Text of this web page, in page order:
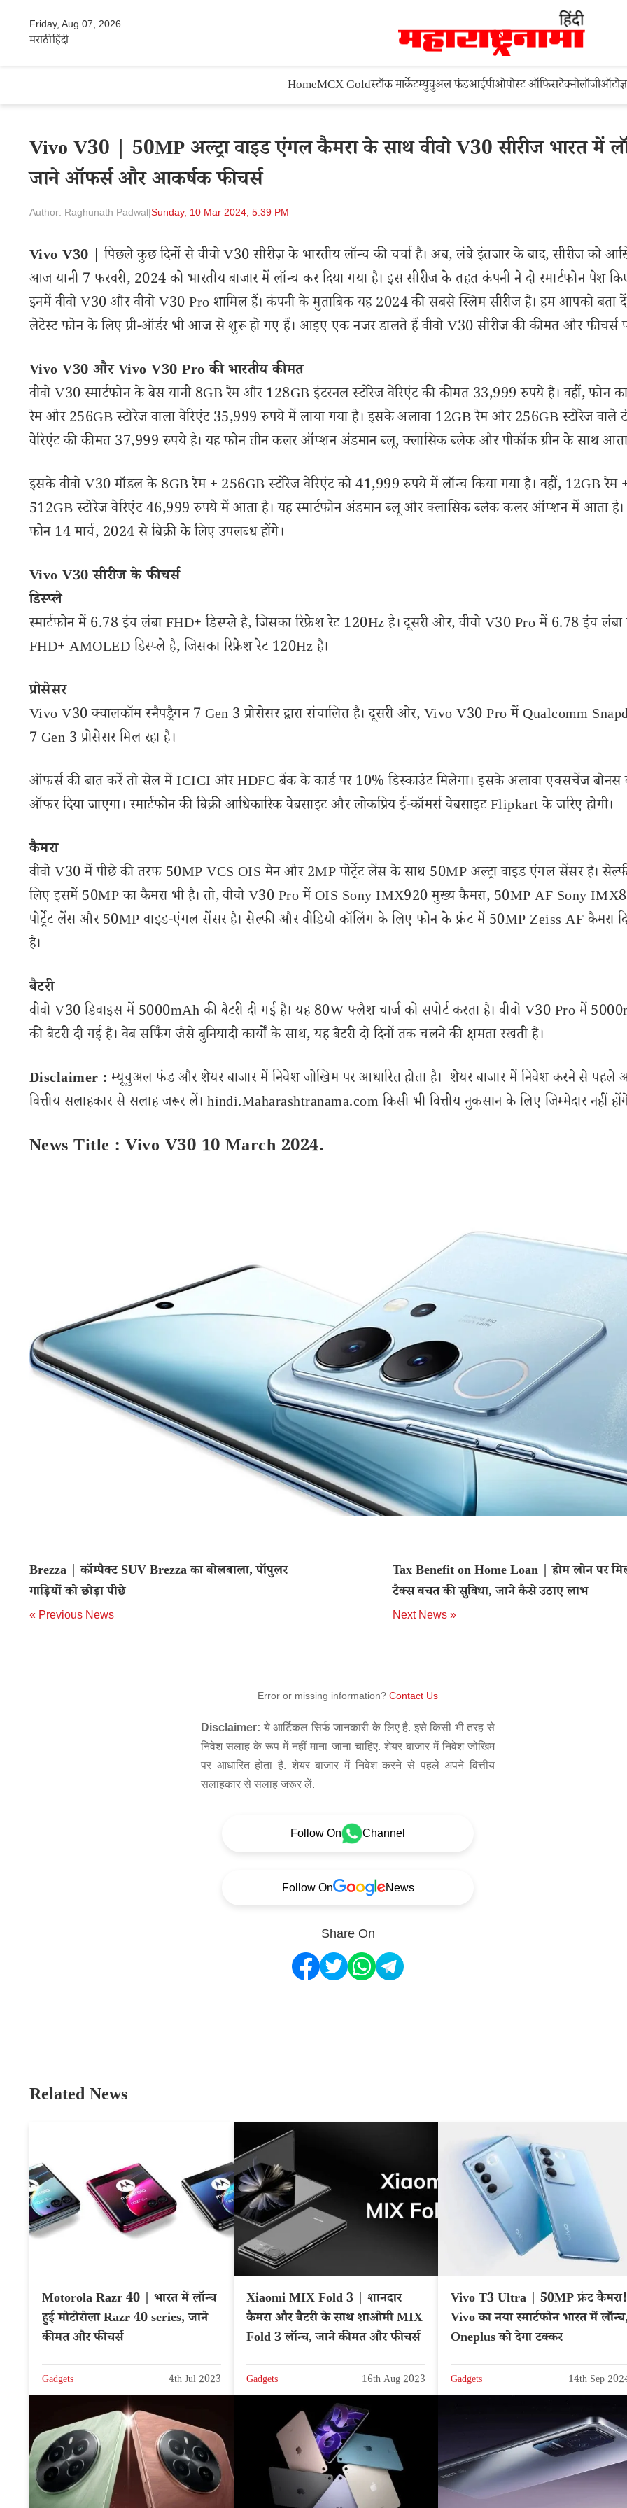
Friday, Aug 07, 2026
मराठीहिंदी
HomeMCX Goldस्टॉक मार्केटम्युचुअल फंडआईपीओपोस्ट ऑफिसटेक्नोलॉजीऑटो
Vivo V30 | 50MP अल्ट्रा वाइड एंगल कैमरा के साथ वीवो V30 सीरीज भारत में
जाने ऑफर्स और आकर्षक फीचर्स
Author: Raghunath Padwal|Sunday, 10 Mar 2024, 5.39 PM
Vivo V30 | पिछले कुछ दिनों से वीवो V30 सीरीज़ के भारतीय लॉन्च की चर्चा है। अब, लंबे इंतजार के बाद, सीरीज को
आज यानी 7 फरवरी, 2024 को भारतीय बाजार में लॉन्च कर दिया गया है। इस सीरीज के तहत कंपनी ने दो स्मार्टफोन पेश
इनमें वीवो V30 और वीवो V30 Pro शामिल हैं। कंपनी के मुताबिक यह 2024 की सबसे स्लिम सीरीज है। हम आपको बता
लेटेस्ट फोन के लिए प्री-ऑर्डर भी आज से शुरू हो गए हैं। आइए एक नजर डालते हैं वीवो V30 सीरीज की कीमत और फीचर्स
Vivo V30 और Vivo V30 Pro की भारतीय कीमत
वीवो V30 स्मार्टफोन के बेस यानी 8GB रैम और 128GB इंटरनल स्टोरेज वेरिएंट की कीमत 33,999 रुपये है। वहीं, फोन
रैम और 256GB स्टोरेज वाला वेरिएंट 35,999 रुपये में लाया गया है। इसके अलावा 12GB रैम और 256GB स्टोरेज वाले
वेरिएंट की कीमत 37,999 रुपये है। यह फोन तीन कलर ऑप्शन अंडमान ब्लू, क्लासिक ब्लैक और पीकॉक ग्रीन के साथ
इसके वीवो V30 मॉडल के 8GB रैम + 256GB स्टोरेज वेरिएंट को 41,999 रुपये में लॉन्च किया गया है। वहीं, 12GB रैम
512GB स्टोरेज वेरिएंट 46,999 रुपये में आता है। यह स्मार्टफोन अंडमान ब्लू और क्लासिक ब्लैक कलर ऑप्शन में आता है।
फोन 14 मार्च, 2024 से बिक्री के लिए उपलब्ध होंगे।
Vivo V30 सीरीज के फीचर्स
डिस्प्ले
स्मार्टफोन में 6.78 इंच लंबा FHD+ डिस्प्ले है, जिसका रिफ्रेश रेट 120Hz है। दूसरी ओर, वीवो V30 Pro में 6.78 इंच
FHD+ AMOLED डिस्प्ले है, जिसका रिफ्रेश रेट 120Hz है।
प्रोसेसर
Vivo V30 क्वालकॉम स्नैपड्रैगन 7 Gen 3 प्रोसेसर द्वारा संचालित है। दूसरी ओर, Vivo V30 Pro में Qualcomm
7 Gen 3 प्रोसेसर मिल रहा है।
ऑफर्स की बात करें तो सेल में ICICI और HDFC बैंक के कार्ड पर 10% डिस्काउंट मिलेगा। इसके अलावा एक्सचेंज बोनस
ऑफर दिया जाएगा। स्मार्टफोन की बिक्री आधिकारिक वेबसाइट और लोकप्रिय ई-कॉमर्स वेबसाइट Flipkart के जरिए होगी।
कैमरा
वीवो V30 में पीछे की तरफ 50MP VCS OIS मेन और 2MP पोर्ट्रेट लेंस के साथ 50MP अल्ट्रा वाइड एंगल सेंसर है।
लिए इसमें 50MP का कैमरा भी है। तो, वीवो V30 Pro में OIS Sony IMX920 मुख्य कैमरा, 50MP AF Sony
पोर्ट्रेट लेंस और 50MP वाइड-एंगल सेंसर है। सेल्फी और वीडियो कॉलिंग के लिए फोन के फ्रंट में 50MP Zeiss AF कैमरा
है।
बैटरी
वीवो V30 डिवाइस में 5000mAh की बैटरी दी गई है। यह 80W फ्लैश चार्ज को सपोर्ट करता है। वीवो V30 Pro में
की बैटरी दी गई है। वेब सर्फिंग जैसे बुनियादी कार्यों के साथ, यह बैटरी दो दिनों तक चलने की क्षमता रखती है।
Disclaimer :म्यूचुअल फंड और शेयर बाजार में निवेश जोखिम पर आधारित होता है। शेयर बाजार में निवेश करने से पहले
वित्तीय सलाहकार से सलाह जरूर लें। hindi.Maharashtranama.com किसी भी वित्तीय नुकसान के लिए जिम्मेदार नहीं
News Title : Vivo V30 10 March 2024.
Brezza | कॉम्पैक्ट SUV Brezza का बोलबाला, पॉपुलर
गाड़ियों को छोड़ा पीछे
« Previous News
Tax Benefit on Home Loan | होम लोन पर
टैक्स बचत की सुविधा, जाने कैसे उठाए लाभ
Next News »
Error or missing information? Contact Us
Disclaimer: ये आर्टिकल सिर्फ जानकारी के लिए है. इसे किसी भी तरह से
निवेश सलाह के रूप में नहीं माना जाना चाहिए. शेयर बाजार में निवेश जोखिम
पर आधारित होता है. शेयर बाजार में निवेश करने से पहले अपने वित्तीय
सलाहकार से सलाह जरूर लें.
Follow On Channel
Follow On News
Share On
Related News
Motorola Razr 40 | भारत में लॉन्च
हुई मोटोरोला Razr 40 series, जाने
कीमत और फीचर्स
Gadgets 4th Jul 2023
Xiaomi MIX Fold 3 | शानदार
कैमरा और बैटरी के साथ शाओमी MIX
Fold 3 लॉन्च, जाने कीमत और फीचर्स
Gadgets 16th Aug 2023
Vivo T3 Ultra | 50MP फ्रंट कैमरा!
Vivo का नया स्मार्टफोन भारत में लॉन्च,
Oneplus को देगा टक्कर
Gadgets 14th Sep